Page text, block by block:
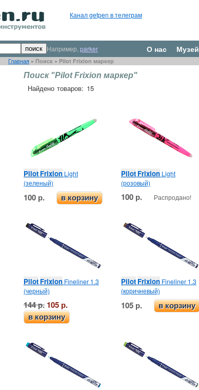
Канал getpen в телеграм
Например, parker О нас Музей
Главная » Поиск » Pilot Frixion маркер
Поиск "Pilot Frixion маркер"
Найдено товаров: 15
Pilot Frixion Light
(зеленый)
100 р. в корзину
Pilot Frixion Light
(розовый)
100 р. Распродано!
Pilot Frixion Fineliner 1.3
(черный)
144 р. 105 р.
в корзину
Pilot Frixion Fineliner 1.3
(коричневый)
105 р. в корзину